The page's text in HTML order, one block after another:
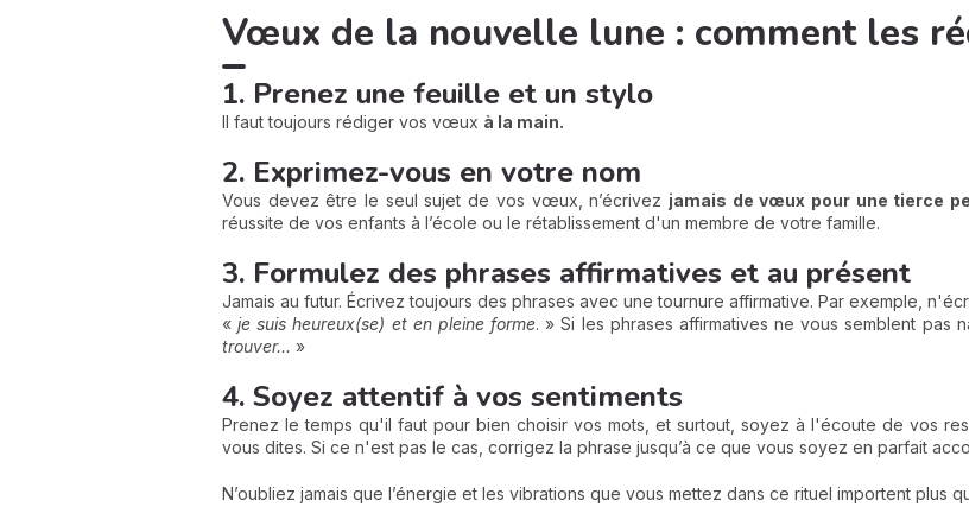
Vœux de la nouvelle lune : comment les
1. Prenez une feuille et un stylo
Il faut toujours rédiger vos vœux à la main.
2. Exprimez-vous en votre nom
Vous devez être le seul sujet de vos vœux, n’écrivez jamais de vœux pour une tierce
réussite de vos enfants à l’école ou le rétablissement d'un membre de votre famille.
3. Formulez des phrases affirmatives et au présent
Jamais au futur. Écrivez toujours des phrases avec une tournure affirmative. Par exemple,
« je suis heureux(se) et en pleine forme. » Si les phrases affirmatives ne vous semblent pas
trouver... »
4. Soyez attentif à vos sentiments
Prenez le temps qu'il faut pour bien choisir vos mots, et surtout, soyez à l'écoute de vos
vous dites. Si ce n'est pas le cas, corrigez la phrase jusqu’à ce que vous soyez en parfait
N’oubliez jamais que l’énergie et les vibrations que vous mettez dans ce rituel importent plus